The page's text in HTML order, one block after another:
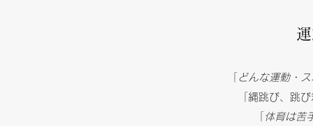
どんな運動・
「縄跳び、跳
体育は苦